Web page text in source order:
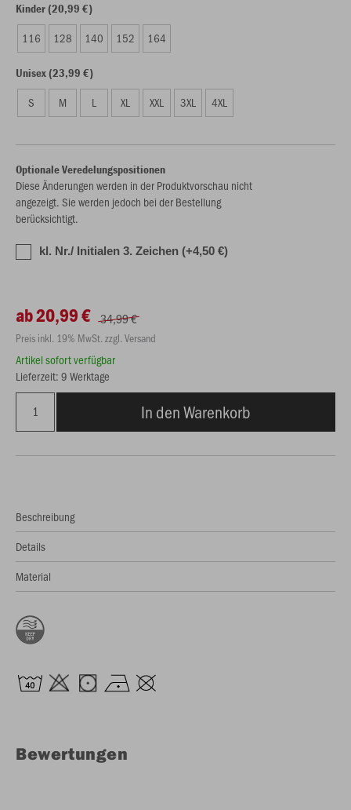
Kinder (20,99 €)
116 128 140 152 164
Unisex (23,99 €)
S M L XL XXL 3XL 4XL
Optionale Veredelungspositionen
Diese Änderungen werden in der Produktvorschau nicht
angezeigt. Sie werden jedoch bei der Bestellung
berücksichtigt.
kl. Nr./ Initialen 3. Zeichen (+4,50 €)
ab 20,99 € 34,99 €
Preis inkl. 19% MwSt. zzgl. Versand
Artikel sofort verfügbar
Lieferzeit: 9 Werktage
In den Warenkorb
Beschreibung
Details
Material
Bewertungen